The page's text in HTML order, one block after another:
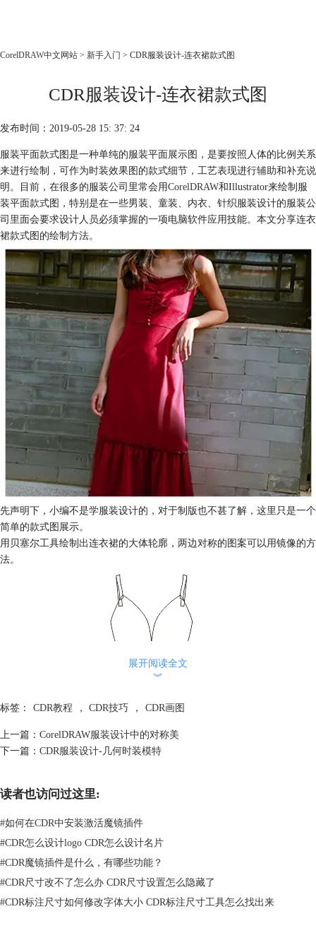
老用户福利
下载
购买
CorelDRAW中文网站 > 新手入门 > CDR服装设计-连衣裙款式图
CDR服装设计-连衣裙款式图
发布时间：2019-05-28 15: 37: 24
服装平面款式图是一种单纯的服装平面展示图，是要按照人体的比例关系
来进行绘制，可作为时装效果图的款式细节，工艺表现进行辅助和补充说
明。目前，在很多的服装公司里常会用CorelDRAW和Illustrator来绘制服
装平面款式图，特别是在一些男装、童装、内衣、针织服装设计的服装公
司里面会要求设计人员必须掌握的一项电脑软件应用技能。本文分享连衣
裙款式图的绘制方法。
先声明下，小编不是学服装设计的，对于制版也不甚了解，这里只是一个
简单的款式图展示。
用贝塞尔工具绘制出连衣裙的大体轮廓，两边对称的图案可以用镜像的方
法。
添加褶皱线条，点击“轮廓笔”工具，快捷键“F12”在“书法”属性中设置“展
细不均的轮廓和旋转倾斜角度，以实现轮廓线的粗细变化。
展开阅读全文
︾
标签： CDR教程 ， CDR技巧 ， CDR画图
上一篇： CorelDRAW服装设计中的对称美
下一篇： CDR服装设计-几何时装模特
读者也访问过这里:
#如何在CDR中安装激活魔镜插件
#CDR怎么设计logo CDR怎么设计名片
#CDR魔镜插件是什么，有哪些功能？
#CDR尺寸改不了怎么办 CDR尺寸设置怎么隐藏了
#CDR标注尺寸如何修改字体大小 CDR标注尺寸工具怎么找出来